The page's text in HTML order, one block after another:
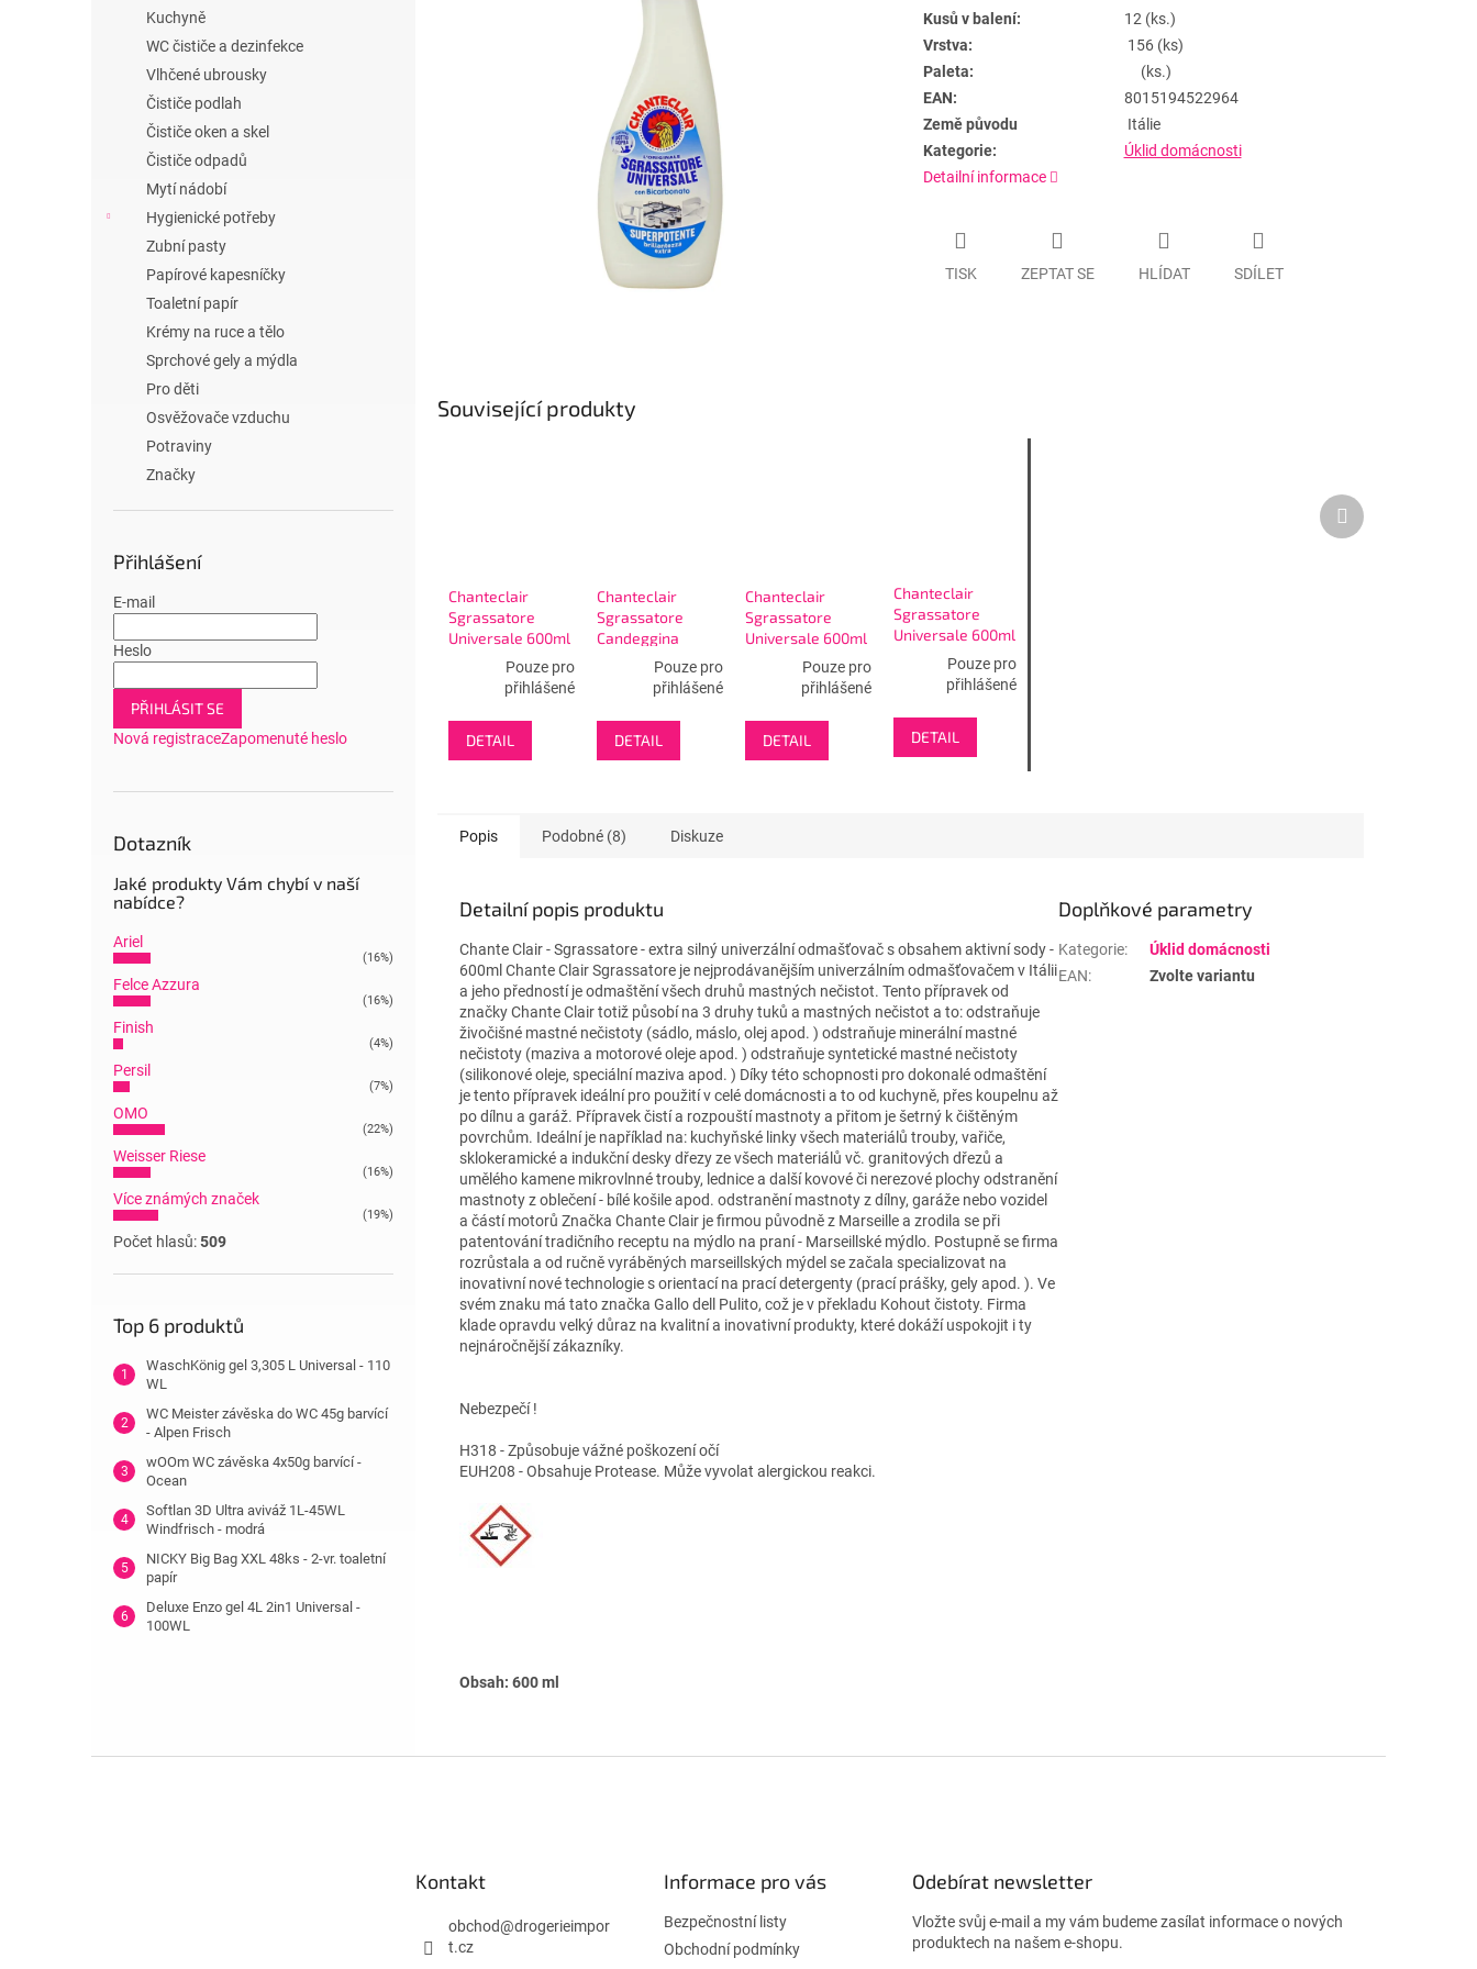
Kuchyně
WC čističe a dezinfekce
Vlhčené ubrousky
Čističe podlah
Čističe oken a skel
Čističe odpadů
Mytí nádobí
Hygienické potřeby
Zubní pasty
Papírové kapesníčky
Toaletní papír
Krémy na ruce a tělo
Sprchové gely a mýdla
Pro děti
Osvěžovače vzduchu
Potraviny
Značky
Přihlášení
E-mail
Heslo
PŘIHLÁSIT SE
Nová registraceZapomenuté heslo
Dotazník
Jaké produkty Vám chybí v naší
nabídce?
Ariel
(16%)
Felce Azzura
(16%)
Finish
(4%)
Persil
(7%)
OMO
(22%)
Weisser Riese
(16%)
Více známých značek
(19%)
Počet hlasů:509
Top 6 produktů
WaschKönig gel 3,305 L Universal - 110
WL
WC Meister závěska do WC 45g barvící
- Alpen Frisch
wOOm WC závěska 4x50g barvící -
Ocean
Softlan 3D Ultra aviváž 1L-45WL
Windfrisch - modrá
NICKY Big Bag XXL 48ks - 2-vr. toaletní
papír
Deluxe Enzo gel 4L 2in1 Universal -
100WL
Kusů v balení:
12 (ks.)
Vrstva:
156 (ks)
Paleta:
(ks.)
EAN:
8015194522964
Země původu
Itálie
Kategorie:
Úklid domácnosti
Detailní informace
TISK ZEPTAT SE HLÍDAT SDÍLET
Související produkty
Chanteclair
Sgrassatore
Universale 600ml
Marsiglia -
univ.čistič s
rozprašovačem
Pouze pro
přihlášené
DETAIL
Chanteclair
Sgrassatore
Candeggina
odmašťovač s
bělidlem
Pouze pro
přihlášené
DETAIL
Chanteclair
Sgrassatore
Universale 600ml
Lavanda -
univ.čistič s
rozprašovačem
Pouze pro
přihlášené
DETAIL
Chanteclair
Sgrassatore
Universale 600ml
Limone -
odmašťovač s
rozprašovačem
Pouze pro
přihlášené
DETAIL
Další
produkt
Popis Podobné (8) Diskuze
Detailní popis produktu
Chante Clair - Sgrassatore - extra silný univerzální odmašťovač s obsahem aktivní sody -
600ml Chante Clair Sgrassatore je nejprodávanějším univerzálním odmašťovačem v Itálii
a jeho předností je odmaštění všech druhů mastných nečistot. Tento přípravek od
značky Chante Clair totiž působí na 3 druhy tuků a mastných nečistot a to: odstraňuje
živočišné mastné nečistoty (sádlo, máslo, olej apod. ) odstraňuje minerální mastné
nečistoty (maziva a motorové oleje apod. ) odstraňuje syntetické mastné nečistoty
(silikonové oleje, speciální maziva apod. ) Díky této schopnosti pro dokonalé odmaštění
je tento přípravek ideální pro použití v celé domácnosti a to od kuchyně, přes koupelnu až
po dílnu a garáž. Přípravek čistí a rozpouští mastnoty a přitom je šetrný k čištěným
povrchům. Ideální je například na: kuchyňské linky všech materiálů trouby, vařiče,
sklokeramické a indukční desky dřezy ze všech materiálů vč. granitových dřezů a
umělého kamene mikrovlnné trouby, lednice a další kovové či nerezové plochy odstranění
mastnoty z oblečení - bílé košile apod. odstranění mastnoty z dílny, garáže nebo vozidel
a částí motorů Značka Chante Clair je firmou původně z Marseille a zrodila se při
patentování tradičního receptu na mýdlo na praní - Marseillské mýdlo. Postupně se firma
rozrůstala a od ručně vyráběných marseillských mýdel se začala specializovat na
inovativní nové technologie s orientací na prací detergenty (prací prášky, gely apod. ). Ve
svém znaku má tato značka Gallo dell Pulito, což je v překladu Kohout čistoty. Firma
klade opravdu velký důraz na kvalitní a inovativní produkty, které dokáží uspokojit i ty
nejnáročnější zákazníky.
Nebezpečí !
H318 - Způsobuje vážné poškození očí
EUH208 - Obsahuje Protease. Může vyvolat alergickou reakci.
Obsah: 600 ml
Doplňkové parametry
Kategorie:
Úklid domácnosti
EAN: Zvolte variantu
Kontakt
obchod@drogerieimpor
t.cz
Informace pro vás
Bezpečnostní listy
Obchodní podmínky
Odebírat newsletter
Vložte svůj e-mail a my vám budeme zasílat informace o nových
produktech na našem e-shopu.